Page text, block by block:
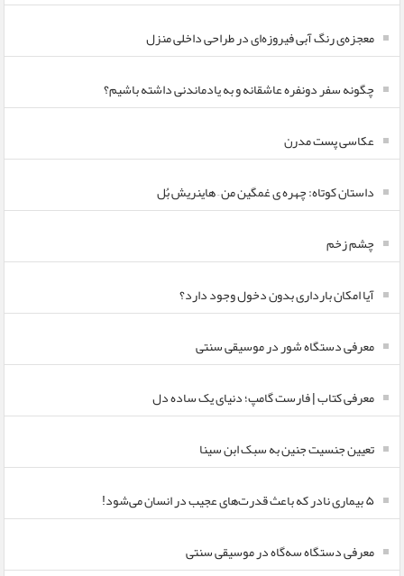
معجزه‌ی رنگ آبی فیروزه‌ای در طراحی داخلی منزل
چگونه سفر دونفره عاشقانه و به یادماندنی داشته باشیم؟
عکاسی پست مدرن
داستان کوتاه: چهره ی غمگین من – هاینریش بُل
چشم زخم
آیا امکان بارداری بدون دخول وجود دارد؟
معرفی دستگاه شور در موسیقی سنتی
معرفی کتاب | فارست گامپ؛ دنیای یک ساده دل
تعیین جنسیت جنین به سبک ابن سینا
۵ بیماری نادر که باعث قدرت‌های عجیب در انسان می‌شود!
معرفی دستگاه سه‌گاه در موسیقی سنتی